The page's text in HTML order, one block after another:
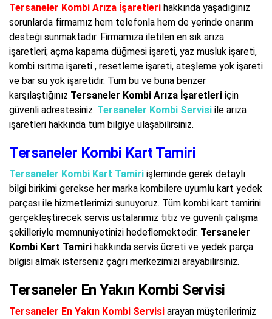
Tersaneler Kombi Arıza İşaretleri hakkında yaşadığınız
sorunlarda firmamız hem telefonla hem de yerinde onarım
desteği sunmaktadır. Firmamıza iletilen en sık arıza
işaretleri; açma kapama düğmesi işareti, yaz musluk işareti,
kombi ısıtma işareti , resetleme işareti, ateşleme yok işareti
ve bar su yok işaretidir. Tüm bu ve buna benzer
karşılaştığınız Tersaneler Kombi Arıza İşaretleri için
güvenli adrestesiniz. Tersaneler Kombi Servisi ile arıza
işaretleri hakkında tüm bilgiye ulaşabilirsiniz.
Tersaneler Kombi Kart Tamiri
Tersaneler Kombi Kart Tamiri işleminde gerek detaylı
bilgi birikimi gerekse her marka kombilere uyumlu kart yedek
parçası ile hizmetlerimizi sunuyoruz. Tüm kombi kart tamirini
gerçekleştirecek servis ustalarımız titiz ve güvenli çalışma
şekilleriyle memnuniyetinizi hedeflemektedir. Tersaneler
Kombi Kart Tamiri hakkında servis ücreti ve yedek parça
bilgisi almak isterseniz çağrı merkezimizi arayabilirsiniz.
Tersaneler En Yakın Kombi Servisi
Tersaneler En Yakın Kombi Servisi arayan müşterilerimiz